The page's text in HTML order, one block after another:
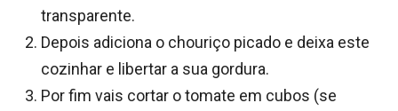
transparente.
Depois adiciona o chouriço picado e deixa este
cozinhar e libertar a sua gordura.
Por fim vais cortar o tomate em cubos (se